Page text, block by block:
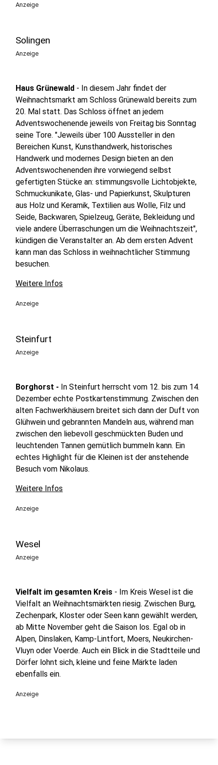
Anzeige
Solingen
Anzeige
Haus Grünewald - In diesem Jahr findet der
Weihnachtsmarkt am Schloss Grünewald bereits zum
20. Mal statt. Das Schloss öffnet an jedem
Adventswochenende jeweils von Freitag bis Sonntag
seine Tore. "Jeweils über 100 Aussteller in den
Bereichen Kunst, Kunsthandwerk, historisches
Handwerk und modernes Design bieten an den
Adventswochenenden ihre vorwiegend selbst
gefertigten Stücke an: stimmungsvolle Lichtobjekte,
Schmuckunikate, Glas- und Papierkunst, Skulpturen
aus Holz und Keramik, Textilien aus Wolle, Filz und
Seide, Backwaren, Spielzeug, Geräte, Bekleidung und
viele andere Überraschungen um die Weihnachtszeit",
kündigen die Veranstalter an. Ab dem ersten Advent
kann man das Schloss in weihnachtlicher Stimmung
besuchen.
Weitere Infos
Anzeige
Steinfurt
Anzeige
Borghorst - In Steinfurt herrscht vom 12. bis zum 14.
Dezember echte Postkartenstimmung. Zwischen den
alten Fachwerkhäusern breitet sich dann der Duft von
Glühwein und gebrannten Mandeln aus, während man
zwischen den liebevoll geschmückten Buden und
leuchtenden Tannen gemütlich bummeln kann. Ein
echtes Highlight für die Kleinen ist der anstehende
Besuch vom Nikolaus.
Weitere Infos
Anzeige
Wesel
Anzeige
Vielfalt im gesamten Kreis - Im Kreis Wesel ist die
Vielfalt an Weihnachtsmärkten riesig. Zwischen Burg,
Zechenpark, Kloster oder Seen kann gewählt werden,
ab Mitte November geht die Saison los. Egal ob in
Alpen, Dinslaken, Kamp-Lintfort, Moers, Neukirchen-
Vluyn oder Voerde. Auch ein Blick in die Stadtteile und
Dörfer lohnt sich, kleine und feine Märkte laden
ebenfalls ein.
Anzeige